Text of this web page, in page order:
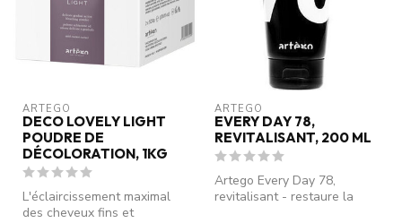
ARTEGO
DECO LOVELY LIGHT
POUDRE DE
DÉCOLORATION, 1KG
L'éclaircissement maximal
des cheveux fins et
ARTEGO
EVERY DAY 78,
REVITALISANT, 200 ML
Artego Every Day 78,
revitalisant - restaure la